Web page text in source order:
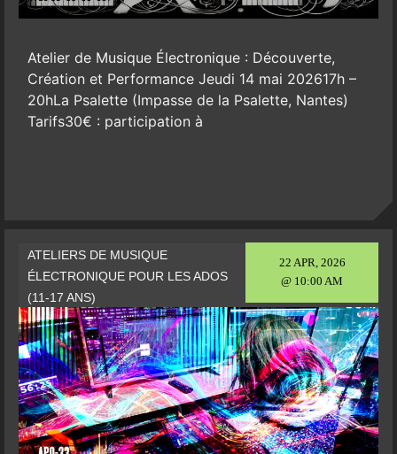
Atelier de Musique Électronique : Découverte,
Création et Performance Jeudi 14 mai 202617h –
20hLa Psalette (Impasse de la Psalette, Nantes)
Tarifs30€ : participation à
22 APR, 2026
@ 10:00 AM
ATELIERS DE MUSIQUE
ÉLECTRONIQUE POUR LES ADOS
(11-17 ANS)